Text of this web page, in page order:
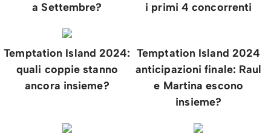
a Settembre?
i primi 4 concorrenti
Temptation Island 2024:
quali coppie stanno
ancora insieme?
Temptation Island 2024
anticipazioni finale: Raul
e Martina escono
insieme?